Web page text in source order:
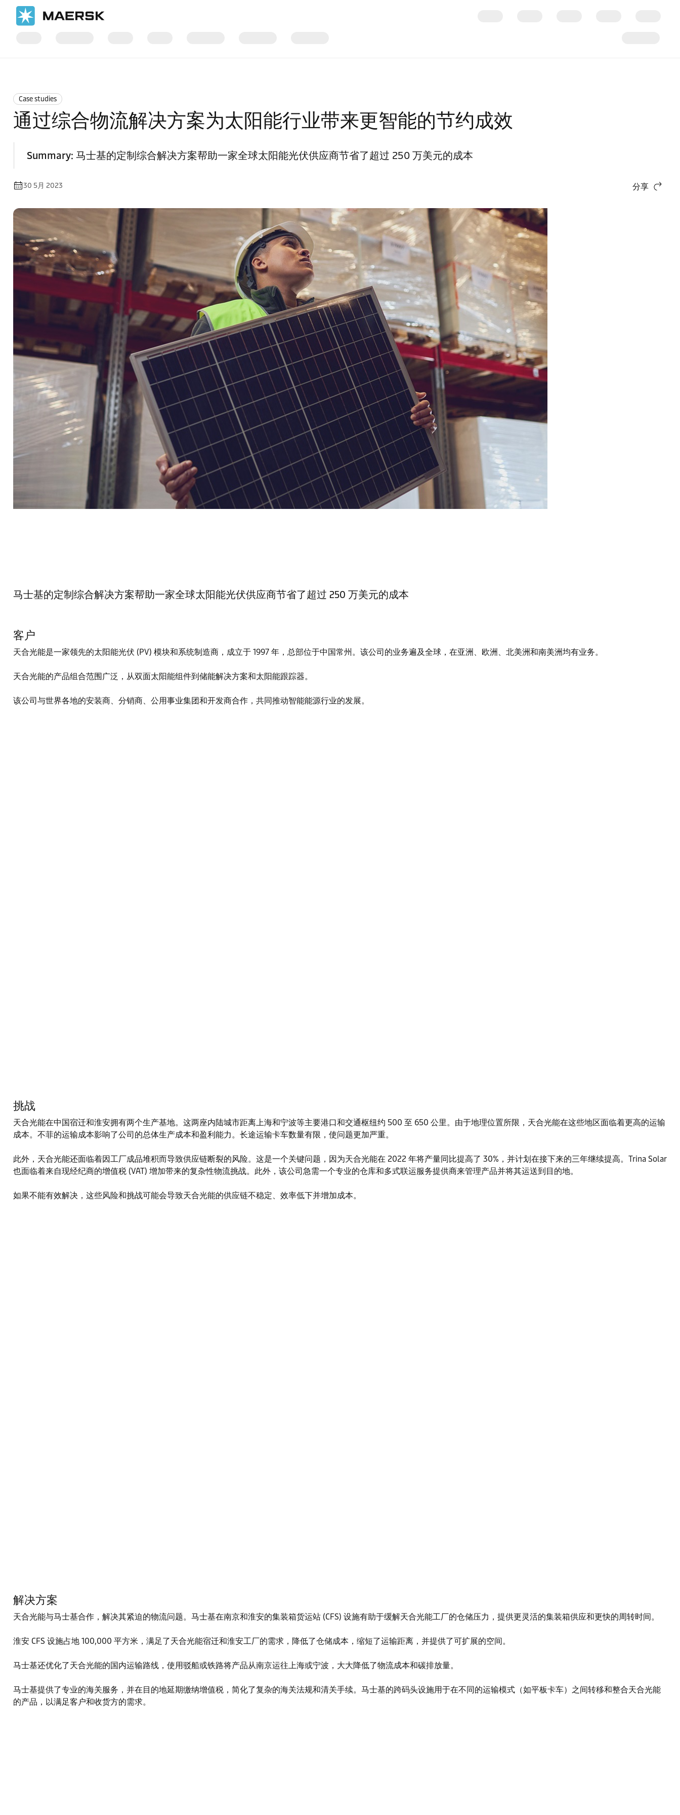
Case studies
通过综合物流解决方案为太阳能行业带来更智能的节约成效
Summary: 马士基的定制综合解决方案帮助一家全球太阳能光伏供应商节省了超过 250 万美元的成本
30 5月 2023 分享
马士基的定制综合解决方案帮助一家全球太阳能光伏供应商节省了超过 250 万美元的成本
客户
天合光能是一家领先的太阳能光伏 (PV) 模块和系统制造商，成立于 1997 年，总部位于中国常州。该公司的业务遍及全球，在亚洲、欧洲、北美洲和南美洲均有业务。
天合光能的产品组合范围广泛，从双面太阳能组件到储能解决方案和太阳能跟踪器。
该公司与世界各地的安装商、分销商、公用事业集团和开发商合作，共同推动智能能源行业的发展。
挑战
天合光能在中国宿迁和淮安拥有两个生产基地。这两座内陆城市距离上海和宁波等主要港口和交通枢纽约 500 至 650 公里。由于地理位置所限，天合光能在这些地区面临着更高的运输
成本。不菲的运输成本影响了公司的总体生产成本和盈利能力。长途运输卡车数量有限，使问题更加严重。
此外，天合光能还面临着因工厂成品堆积而导致供应链断裂的风险。这是一个关键问题，因为天合光能在 2022 年将产量同比提高了 30%，并计划在接下来的三年继续提高。Trina Solar
也面临着来自现经纪商的增值税 (VAT) 增加带来的复杂性物流挑战。此外，该公司急需一个专业的仓库和多式联运服务提供商来管理产品并将其运送到目的地。
如果不能有效解决，这些风险和挑战可能会导致天合光能的供应链不稳定、效率低下并增加成本。
解决方案
天合光能与马士基合作，解决其紧迫的物流问题。马士基在南京和淮安的集装箱货运站 (CFS) 设施有助于缓解天合光能工厂的仓储压力，提供更灵活的集装箱供应和更快的周转时间。
淮安 CFS 设施占地 100,000 平方米，满足了天合光能宿迁和淮安工厂的需求，降低了仓储成本，缩短了运输距离，并提供了可扩展的空间。
马士基还优化了天合光能的国内运输路线，使用驳船或铁路将产品从南京运往上海或宁波，大大降低了物流成本和碳排放量。
马士基提供了专业的海关服务，并在目的地延期缴纳增值税，简化了复杂的海关法规和清关手续。马士基的跨码头设施用于在不同的运输模式（如平板卡车）之间转移和整合天合光能
的产品，以满足客户和收货方的需求。